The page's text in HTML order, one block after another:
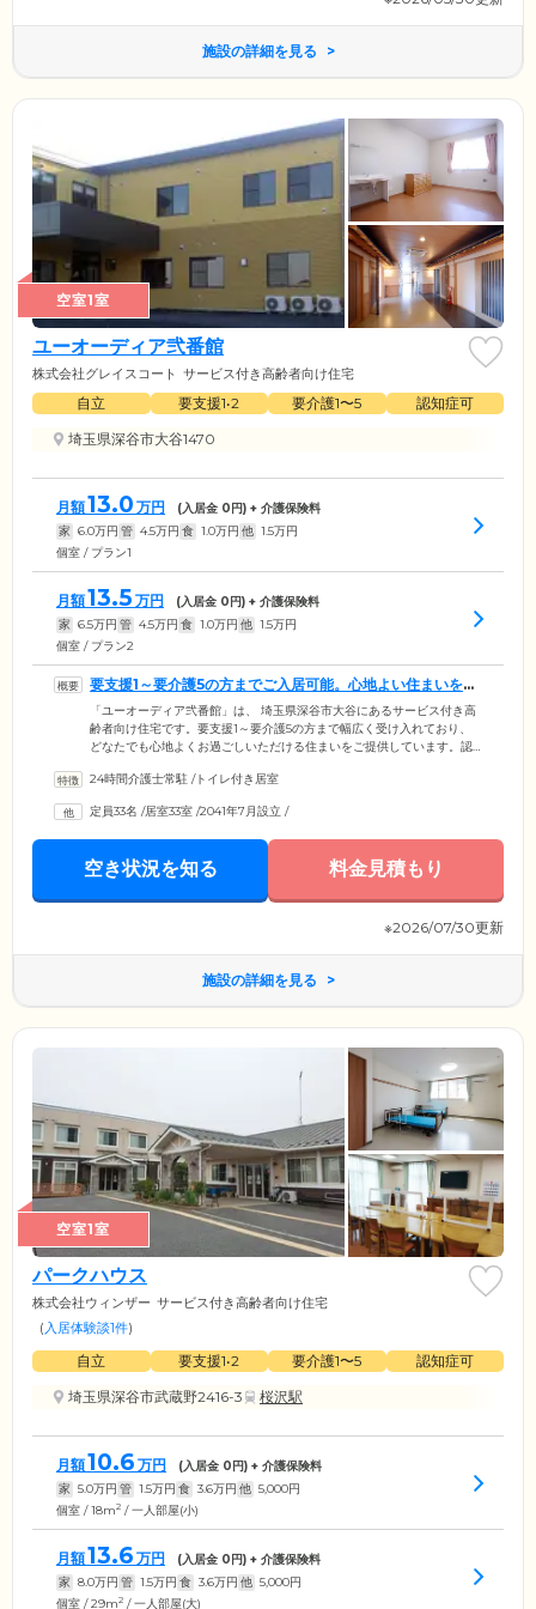
施設の詳細を見る
空室1室
ユーオーディア弐番館
株式会社グレイスコート サービス付き高齢者向け住宅
自立 要支援1•2 要介護1〜5
認知症可
埼玉県深谷市大谷1470
月額13.0 万円 (入居金 0円) + 介護保険料
家 6.0万円 管 4.5万円 食 1.0万円 他 1.5万円
個室 / プラン1
月額13.5 万円 (入居金 0円) + 介護保険料
家 6.5万円 管 4.5万円 食 1.0万円 他 1.5万円
個室 / プラン2
要支援1～要介護5の方までご入居可能。心地よい住まいをご
提供しています
「ユーオーディア弐番館」は、 埼玉県深谷市大谷にあるサービス付き高
齢者向け住宅です。要支援1～要介護5の方まで幅広く受け入れており、
どなたでも心地よくお過ごしいただける住まいをご提供しています。認
お悩みの方や現在の住まいに不安を抱えている方など、どなたでもお気
とはもちろん、居室内には照明器具・トイレ・タンス・洗面台・冷暖房
エアコンを完備しています。ご入居者様それぞれの日常を思いおもいに
24時間介護士常駐 /トイレ付き居室
定員33名 /居室33室 /2041年7月設立 /
空き状況を知る 料金見積もり
※2026/07/30更新
施設の詳細を見る
空室1室
パークハウス
株式会社ウィンザー サービス付き高齢者向け住宅
(入居体験談1件)
自立 要支援1•2 要介護1〜5
認知症可
埼玉県深谷市武蔵野2416-3
桜沢駅
月額10.6 万円 (入居金 0円) + 介護保険料
家 5.0万円 管 1.5万円 食 3.6万円 他 5,000円
個室 / 18m2 / 一人部屋(小)
月額13.6 万円 (入居金 0円) + 介護保険料
家 8.0万円 管 1.5万円 食 3.6万円 他 5,000円
個室 / 29m2 / 一人部屋(大)